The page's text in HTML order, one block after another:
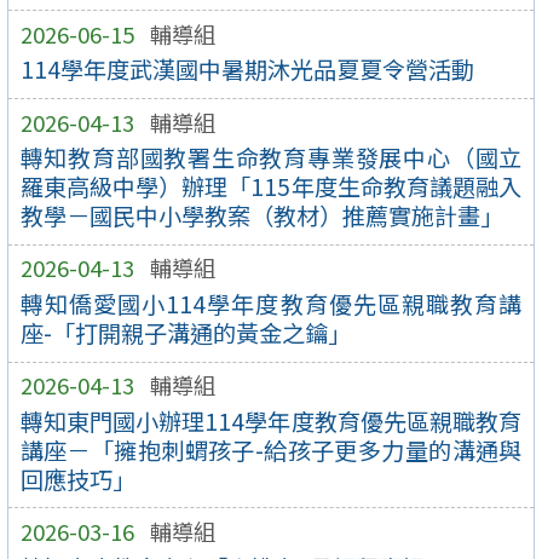
2026-06-15 輔導組
114學年度武漢國中暑期沐光品夏夏令營活動
2026-04-13 輔導組
轉知教育部國教署生命教育專業發展中心（國立
羅東高級中學）辦理「115年度生命教育議題融入
教學－國民中小學教案（教材）推薦實施計畫」
2026-04-13 輔導組
轉知僑愛國小114學年度教育優先區親職教育講
座-「打開親子溝通的黃金之鑰」
2026-04-13 輔導組
轉知東門國小辦理114學年度教育優先區親職教育
講座－「擁抱刺蝟孩子-給孩子更多力量的溝通與
回應技巧」
2026-03-16 輔導組